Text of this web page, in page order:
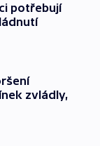
potřebují
zvládly,